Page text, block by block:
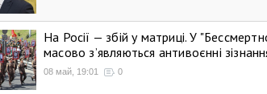
На Росії — збій у матриці. У
масово зʼявляються антивоєнні
08 май, 19:01 0